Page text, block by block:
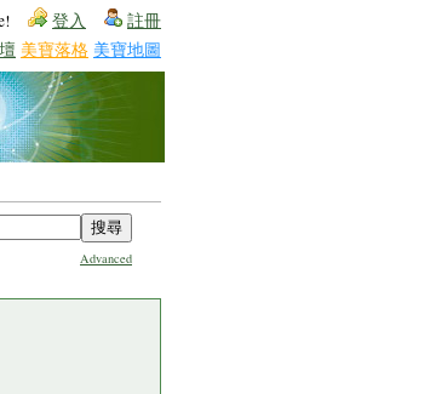
登入 註冊
美寶落格 美寶地圖
Advanced